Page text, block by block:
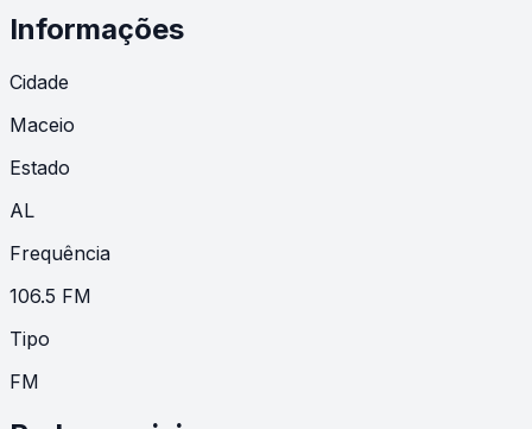
Informações
Cidade
Maceio
Estado
AL
Frequência
106.5 FM
Tipo
FM